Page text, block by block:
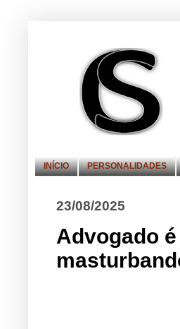
INÍCIO PERSONALIDADES
23/08/2025
Advogado